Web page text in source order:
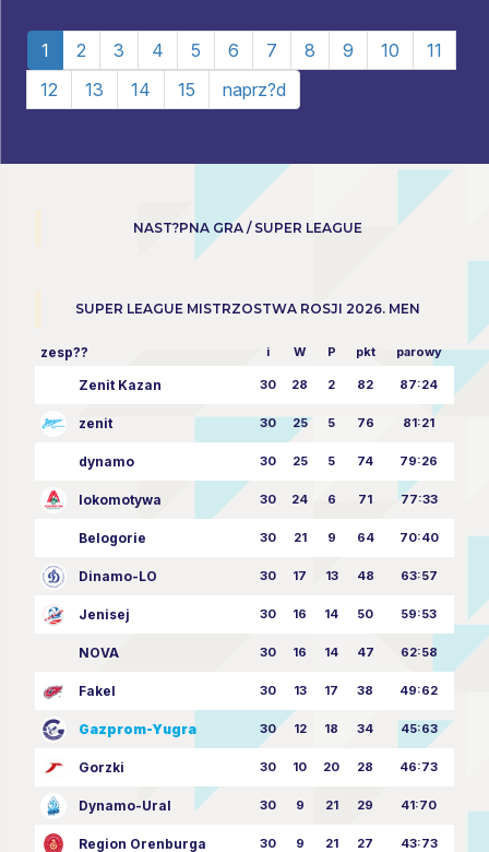
1 2 3 4 5 6 7 8 9 10
11
12
13 14 15 naprz?d
NAST?PNA GRA / SUPER LEAGUE
SUPER LEAGUE MISTRZOSTWA ROSJI 2026. MEN
zesp?? i W P pkt parowy
Zenit Kazan 30 28 2 82 87:24
zenit 30 25 5 76 81:21
dynamo 30 25 5 74 79:26
lokomotywa 30 24 6 71 77:33
Belogorie 30 21 9 64 70:40
Dinamo-LO 30 17 13 48 63:57
Jenisej 30 16 14 50 59:53
NOVA 30 16 14 47 62:58
Fakel 30 13 17 38 49:62
Gazprom-Yugra 30 12 18 34 45:63
Gorzki 30 10 20 28 46:73
Dynamo-Ural 30 9 21 29 41:70
Region Orenburga 30 9 21 27 43:73